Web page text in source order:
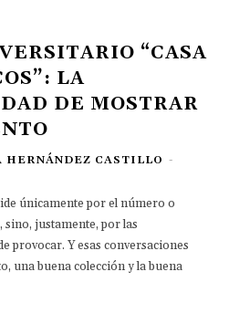
“CASA
LA
DE MOSTRAR
HERNÁNDEZ CASTILLO -
únicamente por el número o
sino, justamente, por las
provocar. Y esas conversaciones
una buena colección y la buena